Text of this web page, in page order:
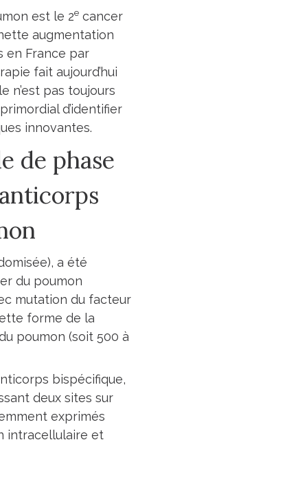
est le 2ecancer
augmentation
en France par
fait aujourd’hui
n’est pas toujours
d’identifier
innovantes.
de phase
a été
du poumon
mutation du facteur
forme de la
poumon (soit 500 à
bispécifique,
deux sites sur
exprimés
intracellulaire et